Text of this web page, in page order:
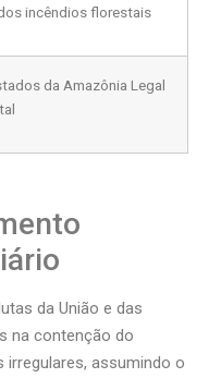
incêndios florestais
da Amazônia Legal
da União e das
na contenção do
assumindo o